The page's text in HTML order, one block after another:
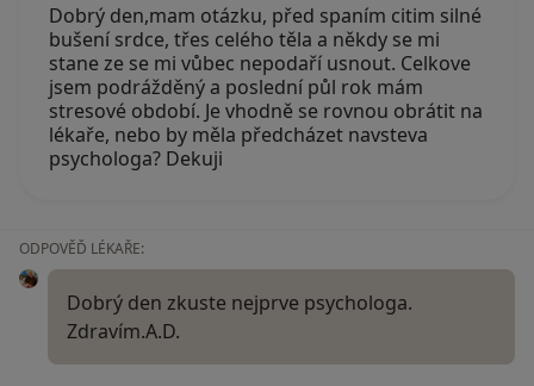
Dobrý den,mam otázku, před spaním citim silné
bušení srdce, třes celého těla a někdy se mi
stane ze se mi vůbec nepodaří usnout. Celkove
jsem podrážděný a poslední půl rok mám
stresové období. Je vhodně se rovnou obrátit na
lékaře, nebo by měla předcházet navsteva
psychologa? Dekuji
ODPOVĚĎ LÉKAŘE:
Dobrý den zkuste nejprve psychologa.
Zdravím.A.D.